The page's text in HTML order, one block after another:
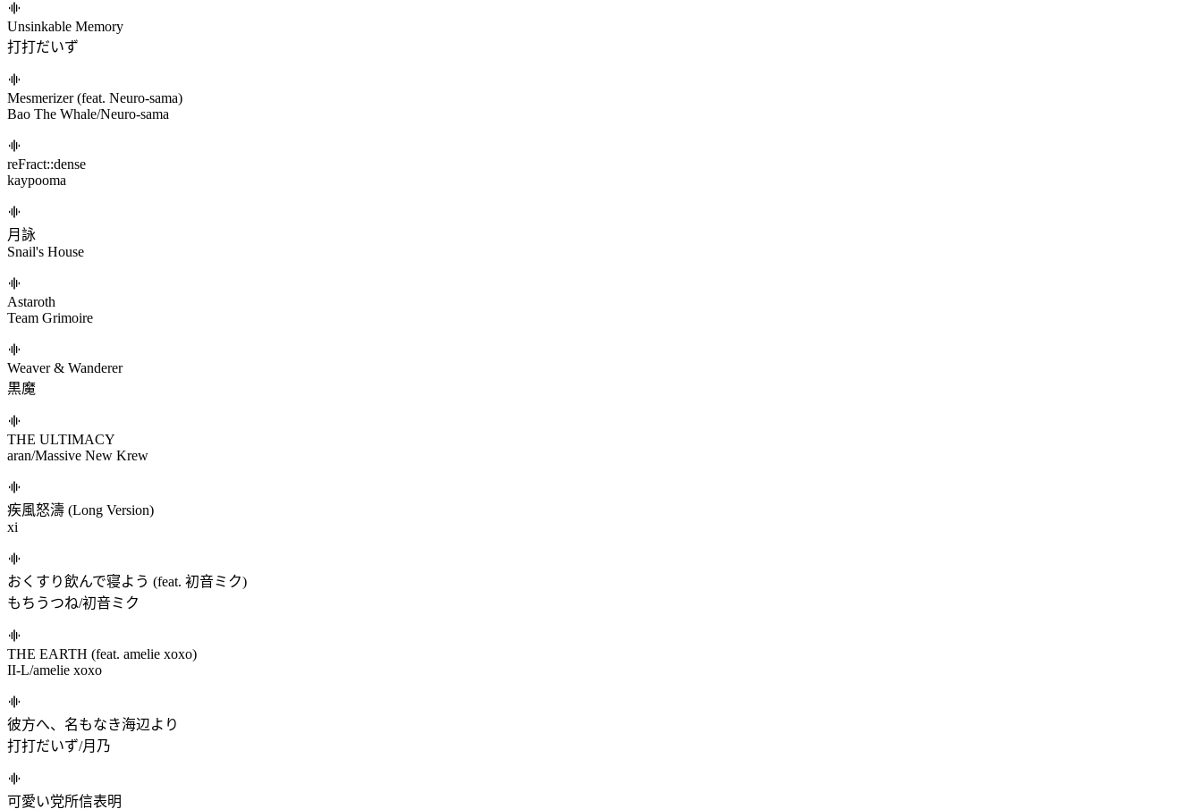
Unsinkable Memory
打打だいず
Mesmerizer (feat. Neuro-sama)
Bao The Whale/Neuro-sama
reFract::dense
kaypooma
月詠
Snail's House
Astaroth
Team Grimoire
Weaver & Wanderer
黒魔
THE ULTIMACY
aran/Massive New Krew
疾風怒濤 (Long Version)
xi
おくすり飲んで寝よう (feat. 初音ミク)
もちうつね/初音ミク
THE EARTH (feat. amelie xoxo)
II-L/amelie xoxo
彼方へ、名もなき海辺より
打打だいず/月乃
可愛い党所信表明